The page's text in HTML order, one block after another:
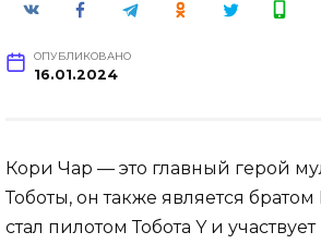
ОПУБЛИКОВАНО
16.01.2024
Кори Чар — это главный герой
Тоботы, он также является
стал пилотом Тобота Y и